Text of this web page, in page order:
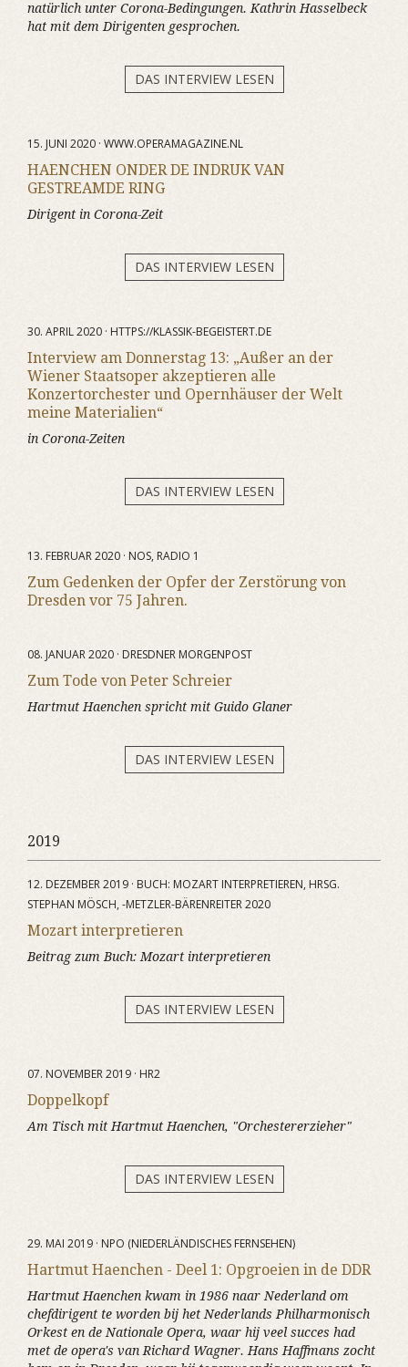
natürlich unter Corona-Bedingungen. Kathrin Hasselbeck
hat mit dem Dirigenten gesprochen.
DAS INTERVIEW LESEN
15. JUNI 2020 · WWW.OPERAMAGAZINE.NL
HAENCHEN ONDER DE INDRUK VAN
GESTREAMDE RING
Dirigent in Corona-Zeit
DAS INTERVIEW LESEN
30. APRIL 2020 · HTTPS://KLASSIK-BEGEISTERT.DE
Interview am Donnerstag 13: „Außer an der
Wiener Staatsoper akzeptieren alle
Konzertorchester und Opernhäuser der Welt
meine Materialien“
in Corona-Zeiten
DAS INTERVIEW LESEN
13. FEBRUAR 2020 · NOS, RADIO 1
Zum Gedenken der Opfer der Zerstörung von
Dresden vor 75 Jahren.
08. JANUAR 2020 · DRESDNER MORGENPOST
Zum Tode von Peter Schreier
Hartmut Haenchen spricht mit Guido Glaner
DAS INTERVIEW LESEN
2019
12. DEZEMBER 2019 · BUCH: MOZART INTERPRETIEREN, HRSG.
STEPHAN MÖSCH, -METZLER-BÄRENREITER 2020
Mozart interpretieren
Beitrag zum Buch: Mozart interpretieren
DAS INTERVIEW LESEN
07. NOVEMBER 2019 · HR2
Doppelkopf
Am Tisch mit Hartmut Haenchen, "Orchestererzieher"
DAS INTERVIEW LESEN
29. MAI 2019 · NPO (NIEDERLÄNDISCHES FERNSEHEN)
Hartmut Haenchen - Deel 1: Opgroeien in de DDR
Hartmut Haenchen kwam in 1986 naar Nederland om
chefdirigent te worden bij het Nederlands Philharmonisch
Orkest en de Nationale Opera, waar hij veel succes had
met de opera's van Richard Wagner. Hans Haffmans zocht